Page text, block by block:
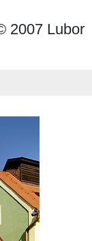
2007 Lubor